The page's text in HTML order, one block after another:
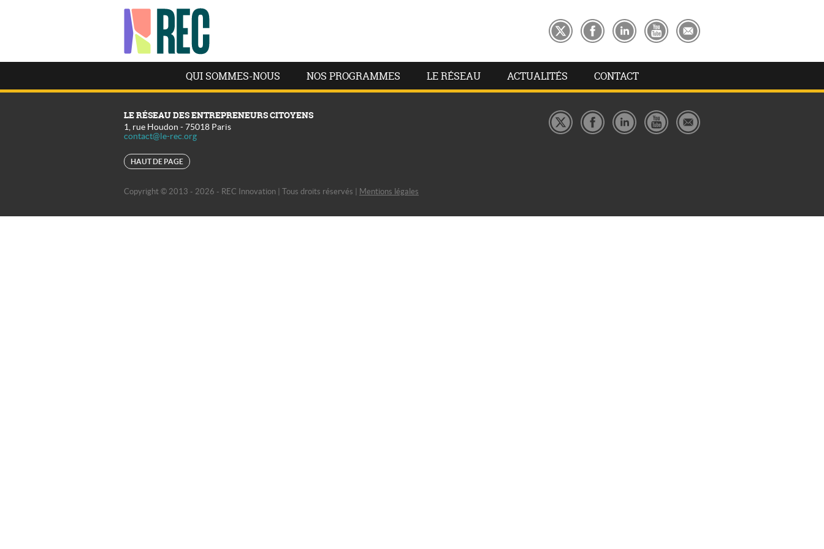
QUI SOMMES-NOUS NOS PROGRAMMES LE RÉSEAU ACTUALITÉS CONTACT
LE RÉSEAU DES ENTREPRENEURS CITOYENS
1, rue Houdon -75018 Paris
contact@le-rec.org
HAUT DE PAGE
Copyright © 2013 - 2026 - REC Innovation | Tous droits réservés | Mentions légales